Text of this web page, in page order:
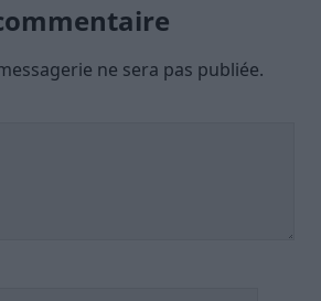
ne sera pas publiée.